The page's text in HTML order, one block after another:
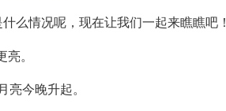
么情况呢，现在让我们一起来瞧瞧吧！
。
今晚升起。